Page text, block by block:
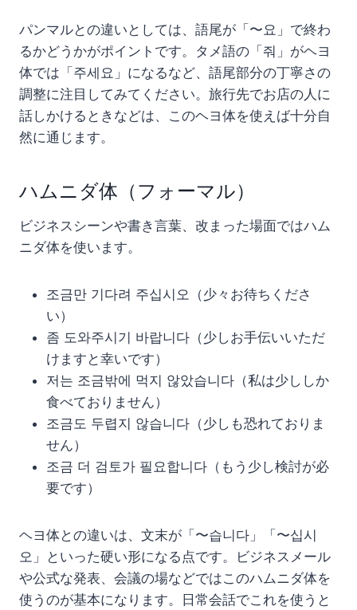
パンマルとの違いとしては、語尾が「〜요」で終わ
るかどうかがポイントです。タメ語の「줘」がヘヨ
体では「주세요」になるなど、語尾部分の丁寧さの
調整に注目してみてください。旅行先でお店の人に
話しかけるときなどは、このヘヨ体を使えば十分自
然に通じます。
ハムニダ体（フォーマル）
ビジネスシーンや書き言葉、改まった場面ではハム
ニダ体を使います。
조금만 기다려 주십시오（少々お待ちくださ
い）
좀 도와주시기 바랍니다（少しお手伝いいただ
けますと幸いです）
저는 조금밖에 먹지 않았습니다（私は少ししか
食べておりません）
조금도 두렵지 않습니다（少しも恐れておりま
せん）
조금 더 검토가 필요합니다（もう少し検討が必
要です）
ヘヨ体との違いは、文末が「〜습니다」「〜십시
오」といった硬い形になる点です。ビジネスメール
や公式な発表、会議の場などではこのハムニダ体を
使うのが基本になります。日常会話でこれを使うと